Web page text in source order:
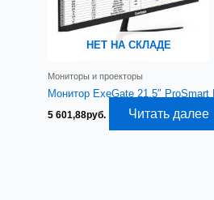
НЕТ НА СКЛАДЕ
Мониторы и проекторы
Монитор ExeGate 21.5″ ProSmart
5 601,88руб. Читать далее